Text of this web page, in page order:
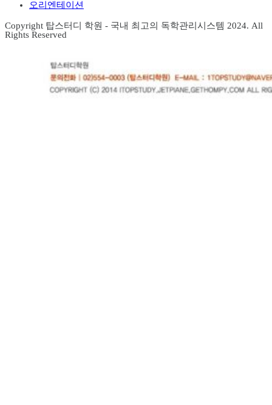
오리엔테이션
Copyright 탑스터디 학원 - 국내 최고의 독학관리시스템 2024. All
Rights Reserved